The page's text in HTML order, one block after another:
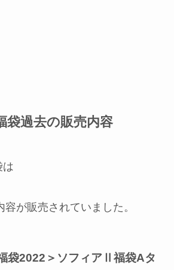
袋過去の販売内容
は
が販売されていました。
袋2022＞ソフィアⅡ福袋Aタ